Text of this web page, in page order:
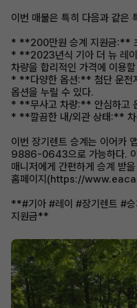
이번 매물은 특히 다음과 같은
* **200만원 승계 지원금:**
* **2023년식 기아 더 뉴 레
차량을 합리적인 가격에 이용
* **다양한 옵션:** 첨단 운전
옵션을 누릴 수 있다.
* **무사고 차량:** 안심하고
* **깔끔한 내/외관 상태:** 차
이번 장기렌트 승계는 이어카
9886-0643으로 가능하다.
매니저에게 간편하게 승계 받
홈페이지(https://
**#기아 #레이 #장기렌트 #
지원금**